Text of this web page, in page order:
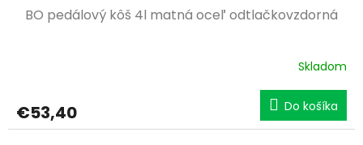
BO pedálový kôš 4l matná oceľ odtlačkovzdorná
Skladom
€53,40 Do košíka